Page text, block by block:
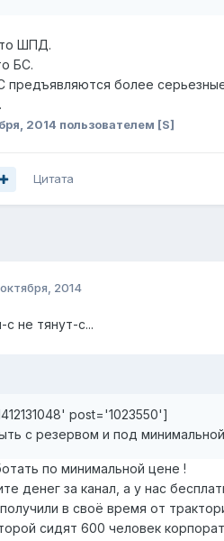
ШПД.
БС.
предъявляются более
2014 пользователем [S]
Цитата
2014
не тянут-с...
post='1023550']
с резервом и под
по минимальной цене !
денег за канал, а у нас
в своё время от
сидят 600 человек